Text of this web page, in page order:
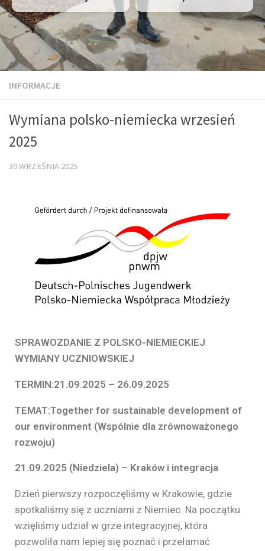
INFORMACJE
Wymiana polsko-niemiecka wrzesień
2025
30 WRZEŚNIA 2025
SPRAWOZDANIE Z POLSKO-NIEMIECKIEJ
WYMIANY UCZNIOWSKIEJ
TERMIN:21.09.2025 – 26.09.2025
TEMAT:Together for sustainable development of
our environment (Wspólnie dla zrównoważonego
rozwoju)
21.09.2025 (Niedziela) – Kraków i integracja
Dzień pierwszy rozpoczęliśmy w Krakowie, gdzie
spotkaliśmy się z uczniami z Niemiec. Na początku
wzięliśmy udział w grze integracyjnej, która
pozwoliła nam lepiej się poznać i przełamać